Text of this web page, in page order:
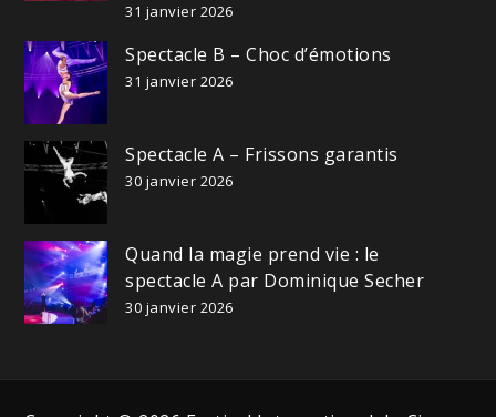
31 janvier 2026
Spectacle B – Choc d’émotions
31 janvier 2026
Spectacle A – Frissons garantis
30 janvier 2026
Quand la magie prend vie : le
spectacle A par Dominique Secher
30 janvier 2026